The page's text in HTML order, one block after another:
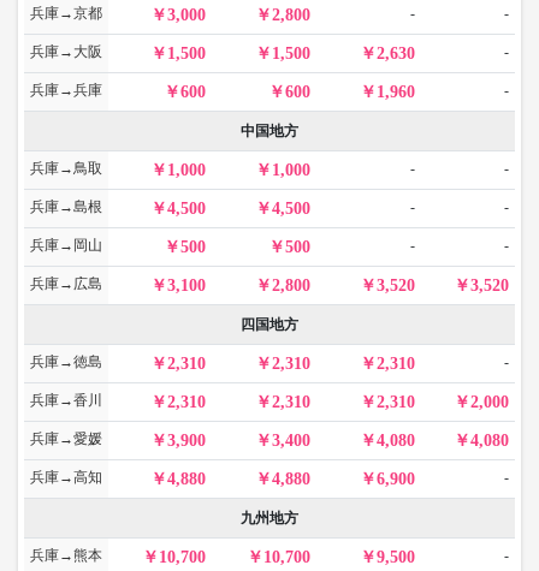
兵庫→京都 3,000 2,800 - -
兵庫→大阪 1,500 1,500 2,630 -
兵庫→兵庫 600 600 1,960 -
中国地方
兵庫→鳥取 1,000 1,000 - -
兵庫→島根 4,500 4,500 - -
兵庫→岡山 500 500 - -
兵庫→広島 3,100 2,800 3,520 3,520
四国地方
兵庫→徳島 2,310 2,310 2,310 -
兵庫→香川 2,310 2,310 2,310 2,000
兵庫→愛媛 3,900 3,400 4,080 4,080
兵庫→高知 4,880 4,880 6,900 -
九州地方
兵庫→熊本 10,700 10,700 9,500 -